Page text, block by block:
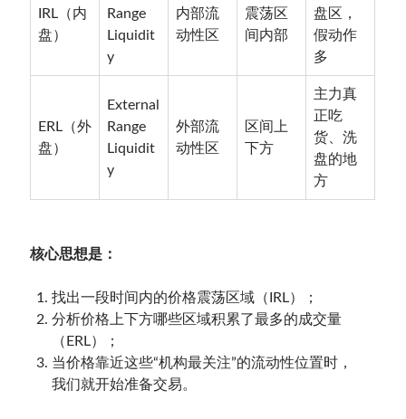
IRL（内
盘）
Range
Liquidit
y
内部流
动性区
震荡区
间内部
盘区，
假动作
多
ERL（外
盘）
External
Range
Liquidit
y
外部流
动性区
区间上
下方
主力真
正吃
货、洗
盘的地
方
核心思想是：
找出一段时间内的价格震荡区域（IRL）；
分析价格上下方哪些区域积累了最多的成交量
（ERL）；
当价格靠近这些“机构最关注”的流动性位置时，
我们就开始准备交易。